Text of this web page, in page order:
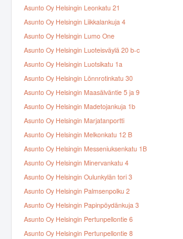
Asunto Oy Helsingin Leonkatu 21
Asunto Oy Helsingin Liikkalankuja 4
Asunto Oy Helsingin Lumo One
Asunto Oy Helsingin Luoteisväylä 20 b-c
Asunto Oy Helsingin Luotsikatu 1a
Asunto Oy Helsingin Lönnrotinkatu 30
Asunto Oy Helsingin Maasälväntie 5 ja 9
Asunto Oy Helsingin Madetojankuja 1b
Asunto Oy Helsingin Marjatanportti
Asunto Oy Helsingin Melkonkatu 12 B
Asunto Oy Helsingin Messeniuksenkatu 1B
Asunto Oy Helsingin Minervankatu 4
Asunto Oy Helsingin Oulunkylän tori 3
Asunto Oy Helsingin Palmsenpolku 2
Asunto Oy Helsingin Papinpöydänkuja 3
Asunto Oy Helsingin Pertunpellontie 6
Asunto Oy Helsingin Pertunpellontie 8